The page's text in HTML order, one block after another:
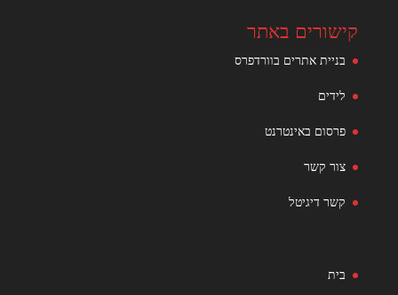
קישורים באתר
בניית אתרים בוורדפרס
לידים
פרסום באינטרנט
צור קשר
קשר דיגיטל
בית